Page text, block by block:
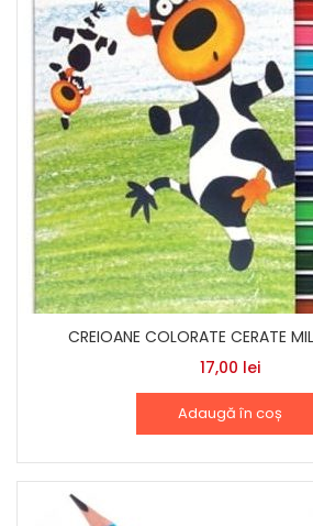
CREIOANE COLORATE CERATE
17,00 lei
Adaugă în coș